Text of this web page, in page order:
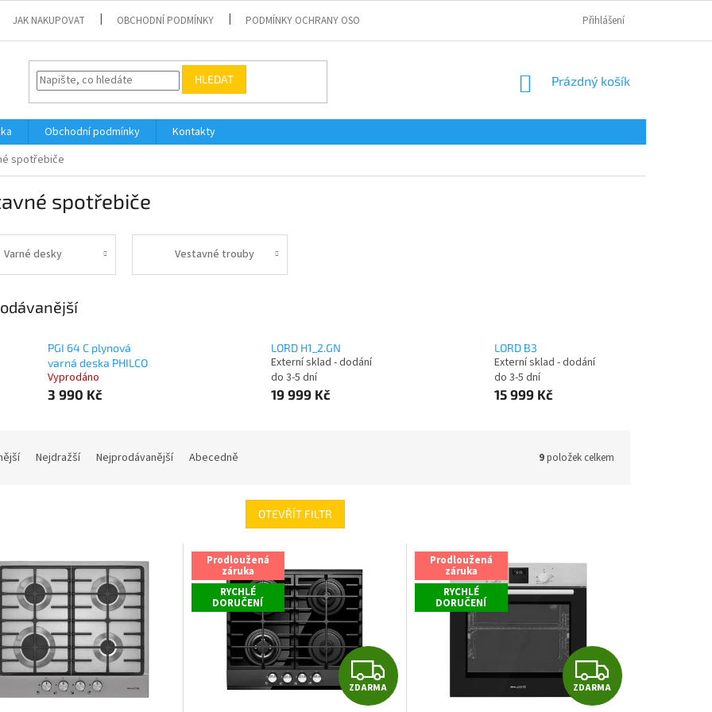
JAK NAKUPOVAT OBCHODNÍ PODMÍNKY PODMÍNKY OCHRANY OSOBNÍCH ÚDAJŮ Přihlášení
HLEDAT
NÁKUPNÍ
Prázdný košík
Obchodní podmínky
Kontakty
spotřebiče
spotřebiče
Varné desky Vestavné trouby
PGI 64 C plynová
varná deska PHILCO
Vyprodáno
3 990 Kč
LORD H1_2.GN
Externí sklad - dodání
do 3-5 dní
19 999 Kč
LORD B3
Externí sklad - dodání
do 3-5 dní
15 999 Kč
Nejdražší Nejprodávanější Abecedně 9položek celkem
OTEVŘÍT FILTR
Prodloužená
záruka
RYCHLÉ
DORUČENÍ
Z
D
ZDARMA
Prodloužená
záruka
RYCHLÉ
DORUČENÍ
Z
D
ZDARMA